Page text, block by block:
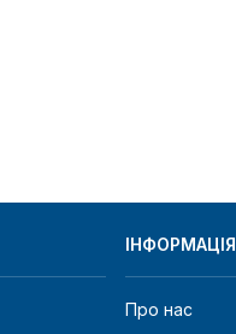
ІНФОРМАЦІЯ
Про нас